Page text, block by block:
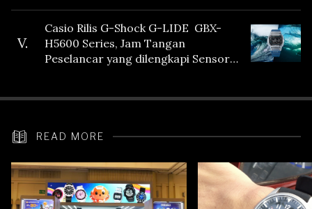
V.
Casio Rilis G-Shock G-LIDE GBX-
H5600 Series, Jam Tangan
Peselancar yang dilengkapi Sensor
READ MORE